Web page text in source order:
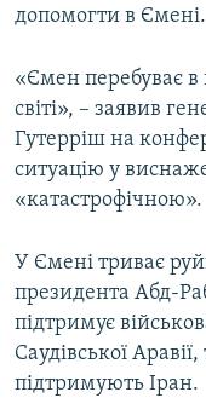
Усі сайти RFE/RL
допомогти в Ємені.
«Ємен перебуває в
світі», – заявив
Гутерріш на
ситуацію у
«катастрофічною».
У Ємені триває
президента Абд-
підтримує
Саудівської
підтримують Іран.